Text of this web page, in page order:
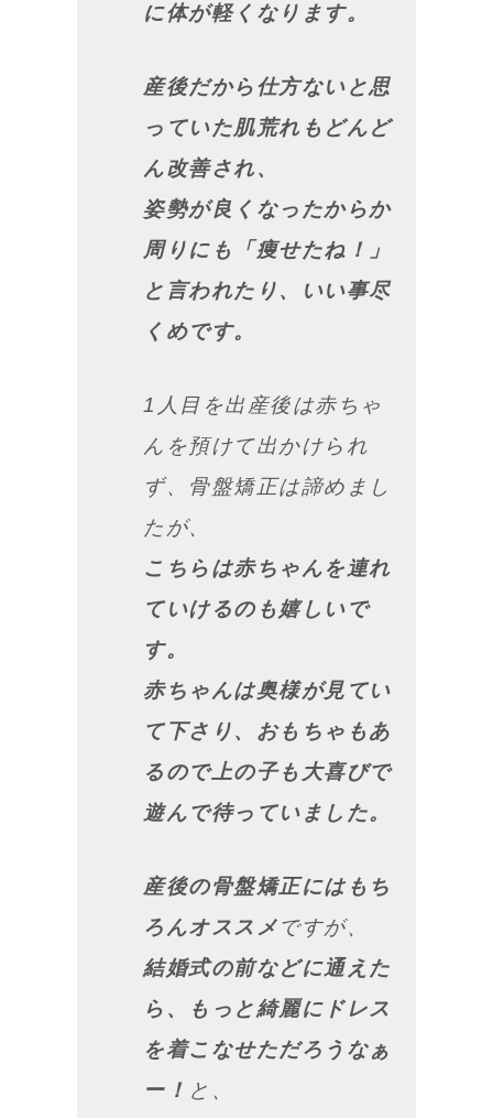
に体が軽くなります。
産後だから仕方ないと思
っていた肌荒れもどんど
ん改善され、
姿勢が良くなったからか
周りにも「痩せたね！」
と言われたり、いい事尽
くめです。
1人目を出産後は赤ちゃ
んを預けて出かけられ
ず、骨盤矯正は諦めまし
たが、
こちらは赤ちゃんを連れ
ていけるのも嬉しいで
す。
赤ちゃんは奥様が見てい
て下さり、おもちゃもあ
るので上の子も大喜びで
遊んで待っていました。
産後の骨盤矯正にはもち
ろんオススメですが、
結婚式の前などに通えた
ら、もっと綺麗にドレス
を着こなせただろうなぁ
ー！ と、